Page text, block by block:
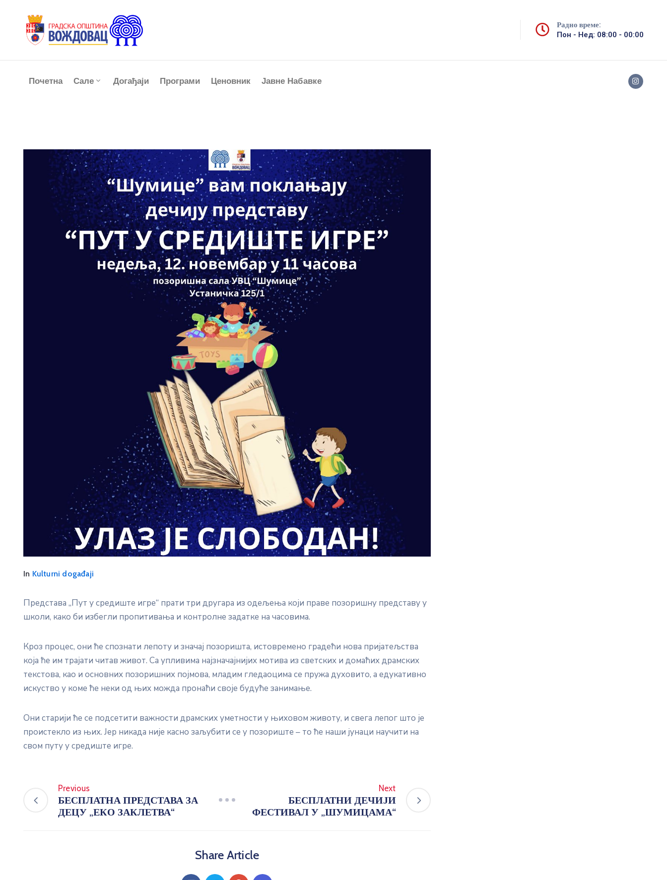
Радно време:
Пон - Нед: 08:00 - 00:00
Почетна Сале Догађаји Програми Ценовник Јавне Набавке
In Kulturni događaji
Представа „Пут у средиште игре“ прати три другара из одељења који праве позоришну представу у
школи, како би избегли пропитивања и контролне задатке на часовима.
Кроз процес, они ће спознати лепоту и значај позоришта, истовремено градећи нова пријатељства
која ће им трајати читав живот. Са упливима најзначајнијих мотива из светских и домаћих драмских
текстова, као и основних позоришних појмова, младим гледаоцима се пружа духовито, а едукативно
искуство у коме ће неки од њих можда пронаћи своје будуће занимање.
Они старији ће се подсетити важности драмских уметности у њиховом животу, и свега лепог што је
проистекло из њих. Јер никада није касно заљубити се у позориште – то ће наши јунаци научити на
свом путу у средиште игре.
Previous
БЕСПЛАТНА ПРЕДСТАВА ЗА
ДЕЦУ „ЕКО ЗАКЛЕТВА“
Next
БЕСПЛАТНИ ДЕЧИЈИ
ФЕСТИВАЛ У „ШУМИЦАМА“
Share Article